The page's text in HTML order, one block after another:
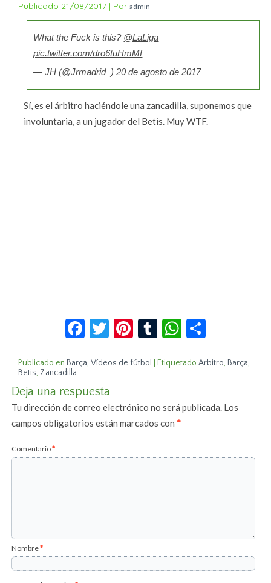
Publicado 21/08/2017 | Por admin
What the Fuck is this? @LaLiga
pic.twitter.com/dro6tuHmMf
— JH (@Jrmadrid_)20 de agosto de 2017
Sí, es el árbitro haciéndole una zancadilla, suponemos que
involuntaria, a un jugador del Betis. Muy WTF.
Facebook
Twitter
Pinterest
TumblrWhatsApp
Publicado en Barça,Vídeos de fútbol Etiquetado Arbitro, Barça,
Betis, Zancadilla
Deja una respuesta
Tu dirección de correo electrónico no será publicada. Los
campos obligatorios están marcados con*
Comentario*
Nombre*